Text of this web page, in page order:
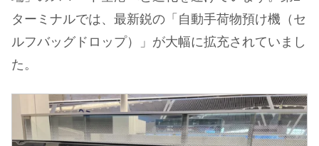
ターミナルでは、最新鋭の「自動手荷物預け機（セ
ルフバッグドロップ）」が大幅に拡充されていまし
た。